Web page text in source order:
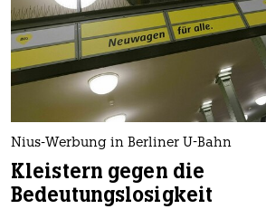
Nius-Werbung in Berliner U-Bahn
Kleistern gegen die
Bedeutungslosigkeit